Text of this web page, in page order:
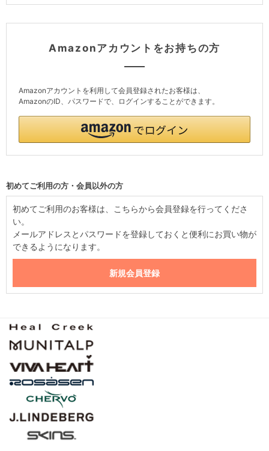
Amazonアカウントをお持ちの方
Amazonアカウントを利用して会員登録されたお客様は、
AmazonのID、パスワードで、ログインすることができます。
初めてご利用の方・会員以外の方
初めてご利用のお客様は、こちらから会員登録を行ってくださ
い。
メールアドレスとパスワードを登録しておくと便利にお買い物が
できるようになります。